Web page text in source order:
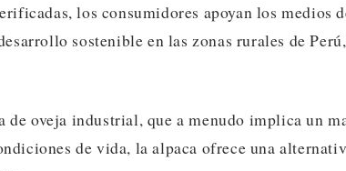
los consumidores apoyan los medios
sostenible en las zonas rurales de
de oveja industrial, que a menudo implica un
de vida, la alpaca ofrece una